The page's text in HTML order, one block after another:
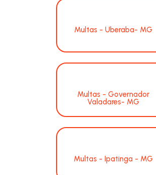
Multas - Uberaba- MG
Multas - Governador
Valadares- MG
Multas - Ipatinga - MG